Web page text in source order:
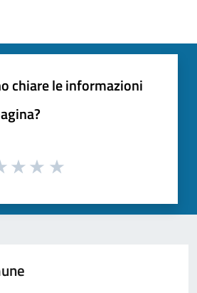
chiare le informazioni